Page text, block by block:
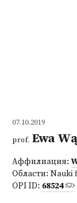
07.10.2019
prof. Ewa
Аффилиация:
Области: Nauki
OPI ID: 68524